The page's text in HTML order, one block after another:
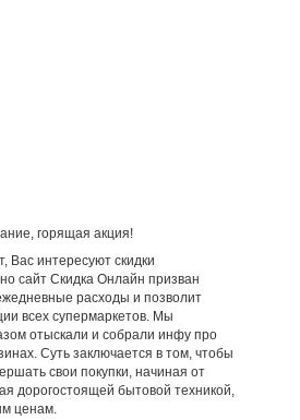
горящая акция!
Вас интересуют скидки
сайт Скидка Онлайн призван
расходы и позволит
всех супермаркетов. Мы
отыскали и собрали инфу про
Суть заключается в том, чтобы
свои покупки, начиная от
дорогостоящей бытовой техникой,
ценам.